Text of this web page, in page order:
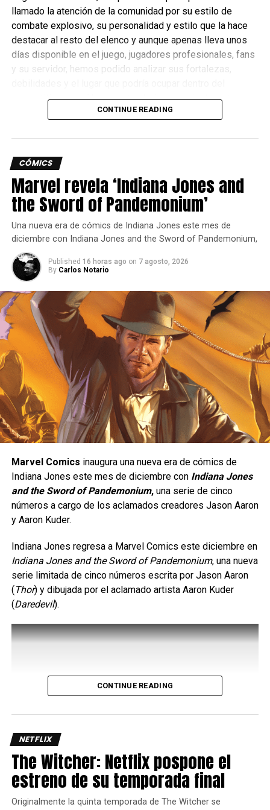
llamado la atención de la comunidad por su estilo de
combate explosivo, su personalidad y estilo que la hace
destacar al resto del elenco y aunque apenas lleva unos
días disponible en el juego, jugadores profesionales, fans
y su servidor, hemos podido analizar sus fortalezas,
competitivo y aquí les cuento el cómo se siente esta
Una peleadora de presión constante.
Yasmine está diseñada para quienes disfrutan de un
estilo de juego ofensivo;se trata de un personaje de
tiporushdown, cuyo objetivo es mantenerse cerca del
rival para presionarlo de manera constante y obligarlo a
cometer errores. Su estilo de combate está inspirado en
Eskrima
, un arte marcial filipino, e incorpora el uso de
un
, además de una gran movilidad, ataques
rápidos y múltiples opciones para extender combos.
Uno de los aspectos más interesantes de su kit es el
largas y con mayor daño, así que administrar
provecho del personaje ya que requiere de dos barras de
energía.
CONTINUE READING
CÓMICS
Marvel revela ‘Indiana Jones and
the Sword of Pandemonium’
Una nueva era de cómics de Indiana Jones este mes de
diciembre con Indiana Jones and the Sword of Pandemonium,
Published 16 horas ago on 7 agosto, 2026
By Carlos Notario
Marvel Comics inaugura una nueva era de cómics de
Indiana Jones este mes de diciembre con Indiana Jones
and the Sword of Pandemonium,una serie de cinco
números a cargo de los aclamados creadores Jason Aaron
y Aaron Kuder.
Indiana Jones regresa a Marvel Comics este diciembre en
Indiana Jones and the Sword of Pandemonium, una nueva
serie limitada de cinco números escrita por Jason Aaron
(Thor) y dibujada por el aclamado artista Aaron Kuder
(Daredevil).
CONTINUE READING
NETFLIX
The Witcher: Netflix pospone el
estreno de su temporada final
Originalmente la quinta temporada de The Witcher se